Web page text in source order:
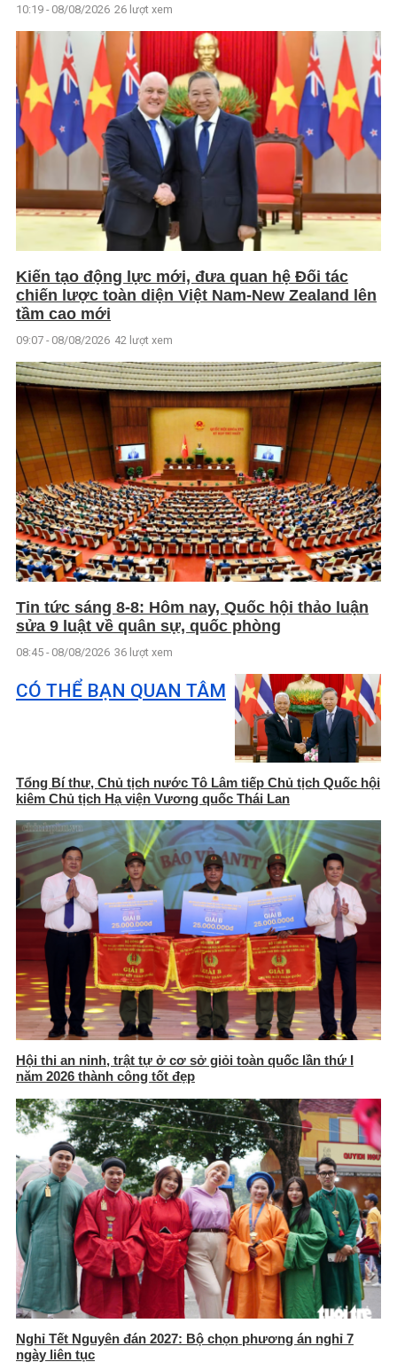
10:19 - 08/08/2026 26 lượt xem
Kiến tạo động lực mới, đưa quan hệ Đối tác
chiến lược toàn diện Việt Nam-New Zealand lên
tầm cao mới
09:07 - 08/08/2026 42 lượt xem
Tin tức sáng 8-8: Hôm nay, Quốc hội thảo luận
sửa 9 luật về quân sự, quốc phòng
08:45 - 08/08/2026 36 lượt xem
CÓ THỂ BẠN QUAN TÂM
Tổng Bí thư, Chủ tịch nước Tô Lâm tiếp Chủ tịch Quốc hội
kiêm Chủ tịch Hạ viện Vương quốc Thái Lan
Hội thi an ninh, trật tự ở cơ sở giỏi toàn quốc lần thứ I
năm 2026 thành công tốt đẹp
Nghỉ Tết Nguyên đán 2027: Bộ chọn phương án nghỉ 7
ngày liên tục